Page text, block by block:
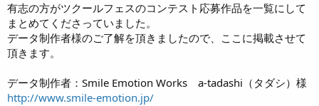
有志の方がツクールフェスのコンテスト応募作品を一覧にして
まとめてくださっていました。
データ制作者様のご了解を頂きましたので、ここに掲載させて
頂きます。
データ制作者：Smile Emotion Works a-tadashi（タダシ）様
http://www.smile-emotion.jp/